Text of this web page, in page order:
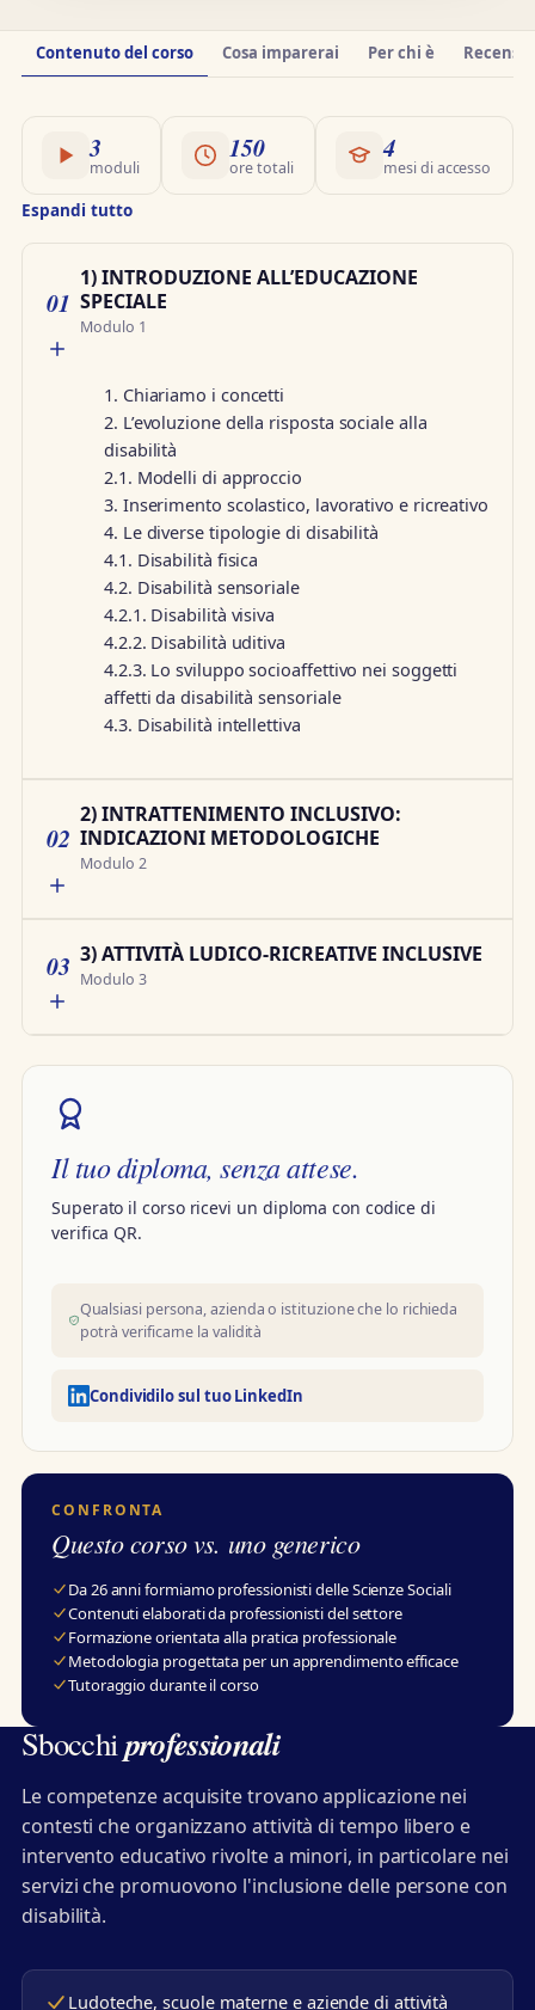
Informazioni
sul
Contenuto del corso Cosa imparerai Per chi è
3
moduli
150
ore totali
4
mesi di accesso
Espandi tutto
01
1) INTRODUZIONE ALL’EDUCAZIONE
SPECIALE
Modulo 1
1. Chiariamo i concetti
2. L’evoluzione della risposta sociale alla
disabilità
2.1. Modelli di approccio
3. Inserimento scolastico, lavorativo e ricreativo
4. Le diverse tipologie di disabilità
4.1. Disabilità fisica
4.2. Disabilità sensoriale
4.2.1. Disabilità visiva
4.2.2. Disabilità uditiva
4.2.3. Lo sviluppo socioaffettivo nei soggetti
affetti da disabilità sensoriale
4.3. Disabilità intellettiva
02
2) INTRATTENIMENTO INCLUSIVO:
INDICAZIONI METODOLOGICHE
Modulo 2
03 3) ATTIVITÀ LUDICO-RICREATIVE INCLUSIVE
Modulo 3
Il tuo diploma, senza attese.
Superato il corso ricevi un diploma con codice di
verifica QR.
Qualsiasi persona, azienda o istituzione che lo richieda
potrà verificarne la validità
Condividilo sul tuo LinkedIn
CONFRONTA
Questo corso vs. uno generico
Da 26 anni formiamo professionisti delle Scienze Sociali
Contenuti elaborati da professionisti del settore
Formazione orientata alla pratica professionale
Metodologia progettata per un apprendimento efficace
Tutoraggio durante il corso
Sbocchiprofessionali
Le competenze acquisite trovano applicazione nei
contesti che organizzano attività di tempo libero e
intervento educativo rivolte a minori, in particolare nei
servizi che promuovono l'inclusione delle persone con
disabilità.
Ludoteche, scuole materne e aziende di attività